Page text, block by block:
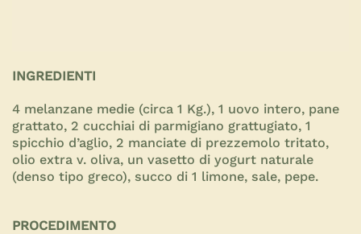
INGREDIENTI
4 melanzane medie (circa 1 Kg.), 1 uovo intero, pane
grattato, 2 cucchiai di parmigiano grattugiato, 1
spicchio d’aglio, 2 manciate di prezzemolo tritato,
olio extra v. oliva, un vasetto di yogurt naturale
(denso tipo greco), succo di 1 limone, sale, pepe.
PROCEDIMENTO